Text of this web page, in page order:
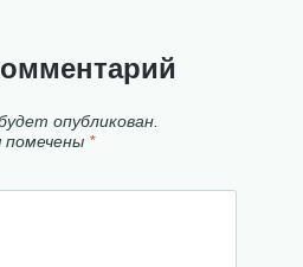
опубликован.
помечены *